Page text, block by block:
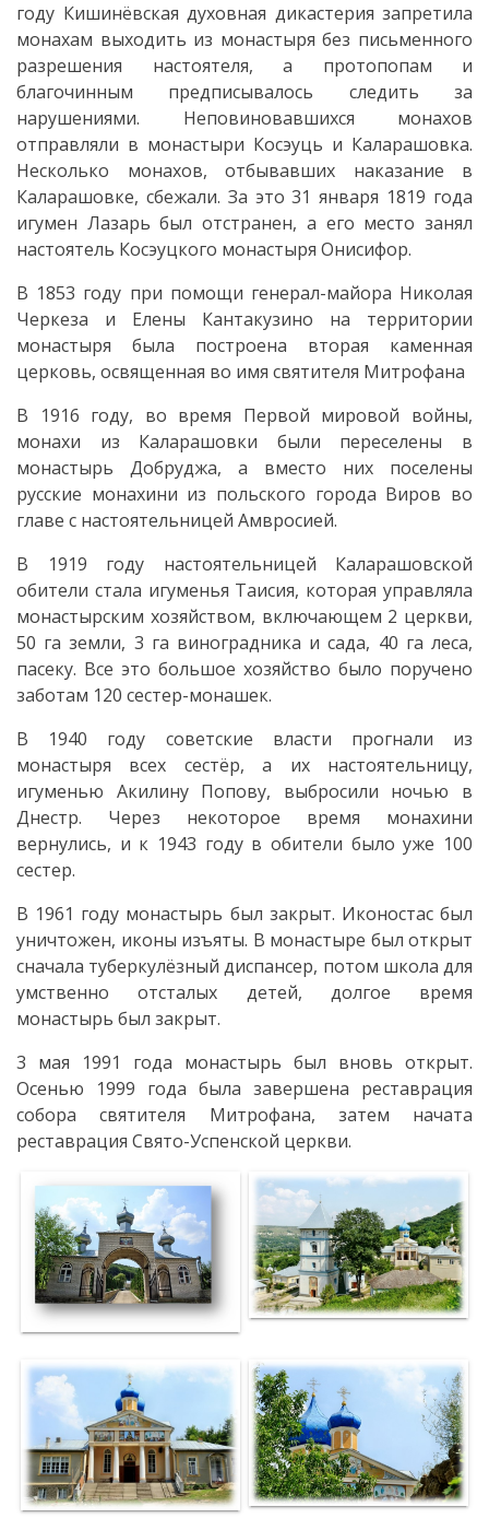
Состав
совета
Регламент
Совета
Решения
Совета
Протокол
совещания
Прозрачность
Проекты
решений
Общественные
обсуждения
Услуги
Выдача
разрешений
Финансовая
помощь
Информация
Стратегия
развития
Регламенты
Местные
налоги
Декларации
об
активах
Приглашения
к
участию
году Кишинёвская духовная дикастерия запретила
монахам выходить из монастыря без письменного
разрешения настоятеля, а протопопам и
благочинным предписывалось следить за
нарушениями. Неповиновавшихся монахов
отправляли в монастыри Косэуць и Каларашовка.
Несколько монахов, отбывавших наказание в
Каларашовке, сбежали. За это 31 января 1819 года
игумен Лазарь был отстранен, а его место занял
настоятель Косэуцкого монастыря Онисифор.
В 1853 году при помощи генерал-майора Николая
Черкеза и Елены Кантакузино на территории
монастыря была построена вторая каменная
церковь, освященная во имя святителя Митрофана
В 1916 году, во время Первой мировой войны,
монахи из Каларашовки были переселены в
монастырь Добруджа, а вместо них поселены
русские монахини из польского города Виров во
главе с настоятельницей Амвросией.
В 1919 году настоятельницей Каларашовской
обители стала игуменья Таисия, которая управляла
монастырским хозяйством, включающем 2 церкви,
50 га земли, 3 га виноградника и сада, 40 га леса,
пасеку. Все это большое хозяйство было поручено
заботам 120 сестер-монашек.
В 1940 году советские власти прогнали из
монастыря всех сестёр, а их настоятельницу,
игуменью Акилину Попову, выбросили ночью в
Днестр. Через некоторое время монахини
вернулись, и к 1943 году в обители было уже 100
сестер.
В 1961 году монастырь был закрыт. Иконостас был
уничтожен, иконы изъяты. В монастыре был открыт
сначала туберкулёзный диспансер, потом школа для
умственно отсталых детей, долгое время
монастырь был закрыт.
3 мая 1991 года монастырь был вновь открыт.
Осенью 1999 года была завершена реставрация
собора святителя Митрофана, затем начата
реставрация Свято-Успенской церкви.